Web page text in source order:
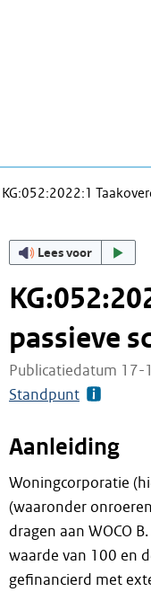
KG:052:2022:1
Lees voor
passieve
Publicatiedatum
Standpunt
Aanleiding
Woningcorporatie
(waaronder
dragen aan WOCO
waarde van 100 en
gefinancierd met